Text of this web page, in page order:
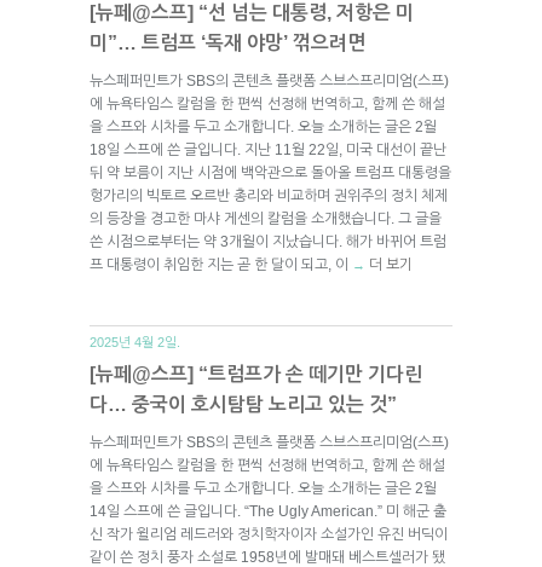
[뉴페@스프] “선 넘는 대통령, 저항은 미
미”… 트럼프 ‘독재 야망’ 꺾으려면
뉴스페퍼민트가 SBS의 콘텐츠 플랫폼 스브스프리미엄(스프)
에 뉴욕타임스 칼럼을 한 편씩 선정해 번역하고, 함께 쓴 해설
을 스프와 시차를 두고 소개합니다. 오늘 소개하는 글은 2월
18일 스프에 쓴 글입니다. 지난 11월 22일, 미국 대선이 끝난
뒤 약 보름이 지난 시점에 백악관으로 돌아올 트럼프 대통령을
헝가리의 빅토르 오르반 총리와 비교하며 권위주의 정치 체제
의 등장을 경고한 마샤 게센의 칼럼을 소개했습니다. 그 글을
쓴 시점으로부터는 약 3개월이 지났습니다. 해가 바뀌어 트럼
프 대통령이 취임한 지는 곧 한 달이 되고, 이
→ 더 보기
2025년 4월 2일.
[뉴페@스프] “트럼프가 손 떼기만 기다린
다… 중국이 호시탐탐 노리고 있는 것”
뉴스페퍼민트가 SBS의 콘텐츠 플랫폼 스브스프리미엄(스프)
에 뉴욕타임스 칼럼을 한 편씩 선정해 번역하고, 함께 쓴 해설
을 스프와 시차를 두고 소개합니다. 오늘 소개하는 글은 2월
14일 스프에 쓴 글입니다. “The Ugly American.” 미 해군 출
신 작가 윌리엄 레드러와 정치학자이자 소설가인 유진 버딕이
같이 쓴 정치 풍자 소설로 1958년에 발매돼 베스트셀러가 됐